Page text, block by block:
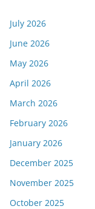
July 2026
June 2026
May 2026
April 2026
March 2026
February 2026
January 2026
December 2025
November 2025
October 2025